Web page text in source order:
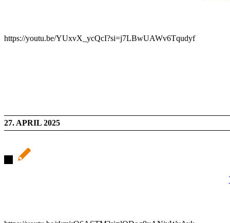
https://youtu.be/YUxvX_ycQcI?si=j7LBwUAWv6Tqudyf
27. APRIL 2025